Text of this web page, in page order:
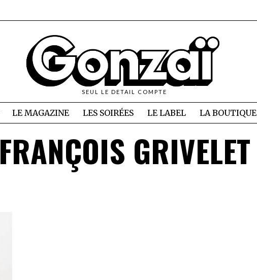
SEUL LE DETAIL COMPTE
LE MAGAZINE LES SOIRÉES LE LABEL LA BOUTIQUE
FRANÇOIS GRIVELET